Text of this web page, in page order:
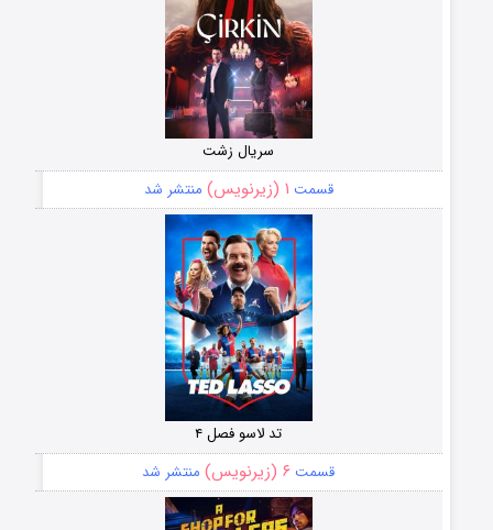
سریال زشت
قسمت ۱ (زیرنویس) منتشر شد
تد لاسو فصل ۴
قسمت ۶ (زیرنویس) منتشر شد